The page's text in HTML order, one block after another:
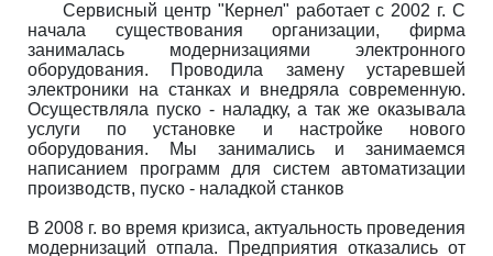
Сервисный центр "Кернел" работает с 2002 г. С
начала существования организации, фирма
занималась модернизациями электронного
оборудования. Проводила замену устаревшей
электроники на станках и внедряла современную.
Осуществляла пуско - наладку, а так же оказывала
услуги по установке и настройке нового
оборудования. Мы занимались и занимаемся
написанием программ для систем автоматизации
производств, пуско - наладкой станков
В 2008 г. во время кризиса, актуальность проведения
модернизаций отпала. Предприятия отказались от